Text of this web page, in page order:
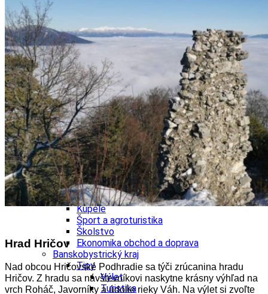
Tipy
Výlet
Cyklistika
Hrady
Podujatia
Výstava
Galéria
Festival
Folklór
Koncert
Ubytovanie
Pobyty
Wellness
Gastro
Kultúra a tradície
Kúpele
Šport a agroturistika
Školstvo
Ekonomika obchod a doprava
Banskobystrický kraj
Tipy
Výlet
Turistika
Hrad Hričov
Nad obcou Hričovské Podhradie sa týči zrúcanina hradu
Hričov. Z hradu sa návštevníkovi naskytne krásny výhľad na
vrch Roháč, Javorníky a údolie rieky Váh. Na výlet si zvoľte